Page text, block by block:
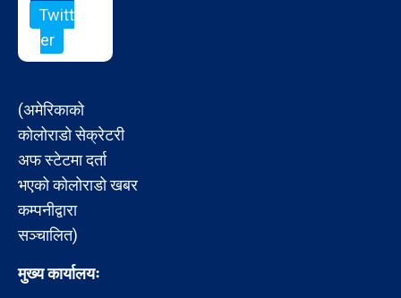
Twitt
er
(अमेरिकाको
कोलोराडो सेक्रेटरी
अफ स्टेटमा दर्ता
भएको कोलोराडो खबर
कम्पनीद्वारा
सञ्चालित)
मुख्य कार्यालयः